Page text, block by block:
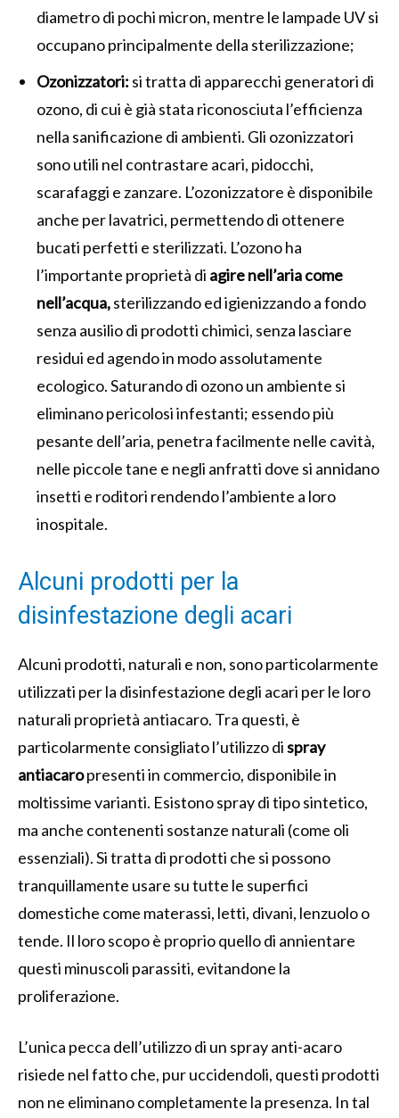
diametro di pochi micron, mentre le lampade UV si
occupano principalmente della sterilizzazione;
Ozonizzatori: si tratta di apparecchi generatori di
ozono, di cui è già stata riconosciuta l’efficienza
nella sanificazione di ambienti. Gli ozonizzatori
sono utili nel contrastare acari, pidocchi,
scarafaggi e zanzare. L’ozonizzatore è disponibile
anche per lavatrici, permettendo di ottenere
bucati perfetti e sterilizzati. L’ozono ha
l’importante proprietà di agire nell’aria come
nell’acqua,sterilizzando ed igienizzando a fondo
senza ausilio di prodotti chimici, senza lasciare
residui ed agendo in modo assolutamente
ecologico. Saturando di ozono un ambiente si
eliminano pericolosi infestanti; essendo più
pesante dell’aria, penetra facilmente nelle cavità,
nelle piccole tane e negli anfratti dove si annidano
insetti e roditori rendendo l’ambiente a loro
inospitale.
Alcuni prodotti per la
disinfestazione degli acari
Alcuni prodotti, naturali e non, sono particolarmente
utilizzati per la disinfestazione degli acari per le loro
naturali proprietà antiacaro. Tra questi, è
particolarmente consigliato l’utilizzo dispray
antiacaropresenti in commercio, disponibile in
moltissime varianti. Esistono spray di tipo sintetico,
ma anche contenenti sostanze naturali (come oli
essenziali). Si tratta di prodotti che si possono
tranquillamente usare su tutte le superfici
domestiche come materassi, letti, divani, lenzuolo o
tende. Il loro scopo è proprio quello di annientare
questi minuscoli parassiti, evitandone la
proliferazione.
L’unica pecca dell’utilizzo di un spray anti-acaro
risiede nel fatto che, pur uccidendoli, questi prodotti
non ne eliminano completamente la presenza. In tal